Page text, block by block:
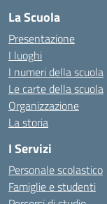
La Scuola
Presentazione
I luoghi
I numeri della scuola
Le carte della scuola
Organizzazione
La storia
I Servizi
Personale scolastico
Famiglie e studenti